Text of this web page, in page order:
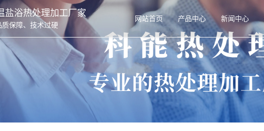
盐浴热处理加工厂家
保障、技术过硬
网站首页 产品中心 新闻中心